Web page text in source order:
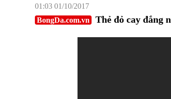
01:03 01/10/2017
BongDa.com.vn
Thẻ đỏ cay đắng